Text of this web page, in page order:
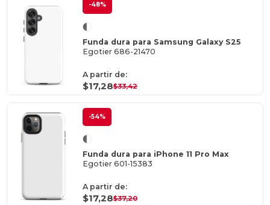
-48%
Funda dura para Samsung Galaxy S25
Egotier 686-21470
A partir de:
$17,28$33,42
-54%
Funda dura para iPhone 11 Pro Max
Egotier 601-15383
A partir de:
$17,28$37,20